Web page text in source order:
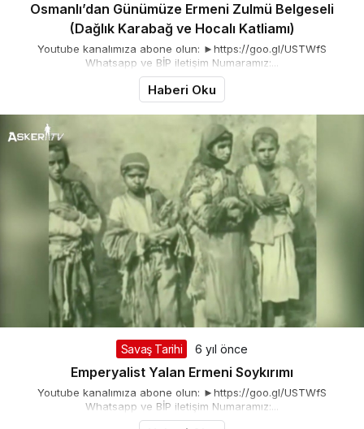
Osmanlı’dan Günümüze Ermeni Zulmü Belgeseli
(Dağlık Karabağ ve Hocalı Katliamı)
Youtube kanalımıza abone olun: ►https://goo.gl/USTWfS
Whatsapp ve BİP iletişim Numaramız:...
Haberi Oku
Savaş Tarihi 6 yıl önce
Emperyalist Yalan Ermeni Soykırımı
Youtube kanalımıza abone olun: ►https://goo.gl/USTWfS
Whatsapp ve BİP iletişim Numaramız:...